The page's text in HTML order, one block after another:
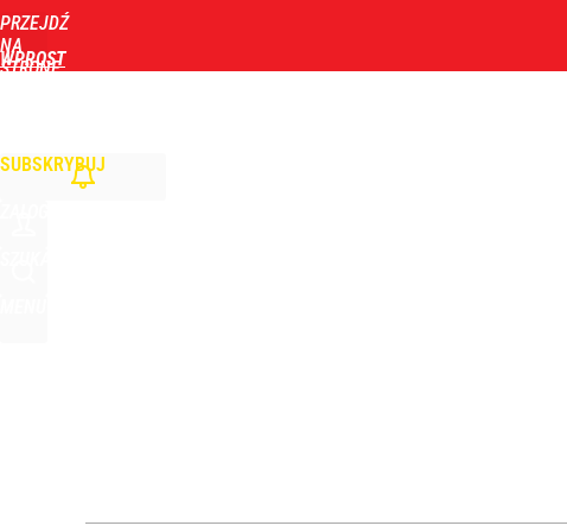
PRZEJDŹ
NA
STRONĘ
WPROST
SUBSKRYBUJ
4